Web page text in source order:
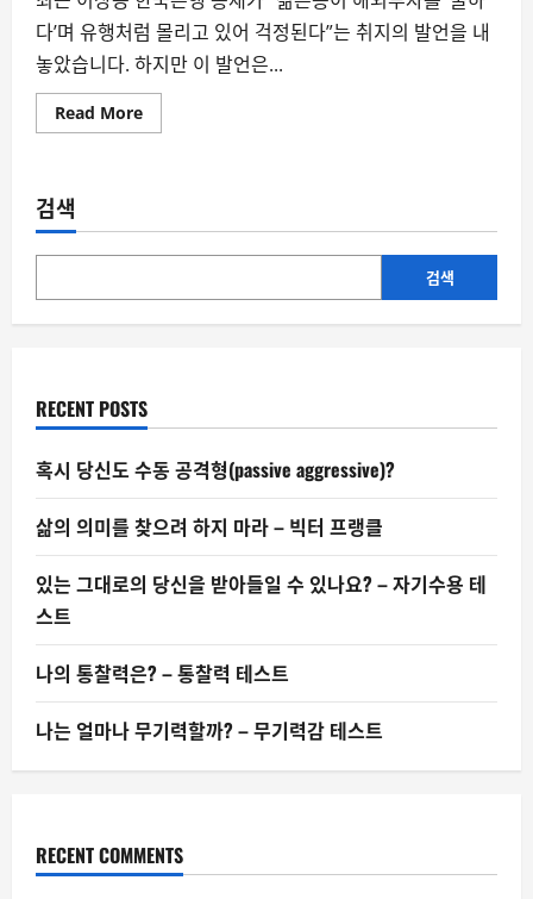
다’며 유행처럼 몰리고 있어 걱정된다”는 취지의 발언을 내
놓았습니다. 하지만 이 발언은...
Read MoreRead
more
은
‘쿨
다’며
외
유
행
럼
번
져
정”—
한
국
은
행
가
할
말
검색
검색
RECENT POSTS
혹시 당신도 수동 공격형(passive aggressive)?
삶의 의미를 찾으려 하지 마라 – 빅터 프랭클
있는 그대로의 당신을 받아들일 수 있나요? – 자기수용 테
스트
나의 통찰력은? – 통찰력 테스트
나는 얼마나 무기력할까? – 무기력감 테스트
RECENT COMMENTS